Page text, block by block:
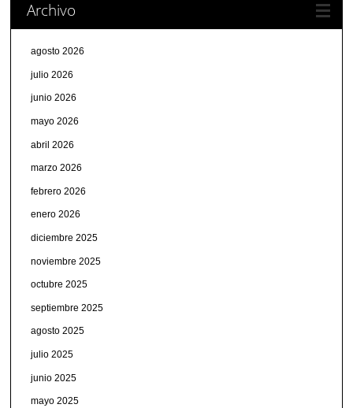
Archivo
agosto 2026
julio 2026
junio 2026
mayo 2026
abril 2026
marzo 2026
febrero 2026
enero 2026
diciembre 2025
noviembre 2025
octubre 2025
septiembre 2025
agosto 2025
julio 2025
junio 2025
mayo 2025